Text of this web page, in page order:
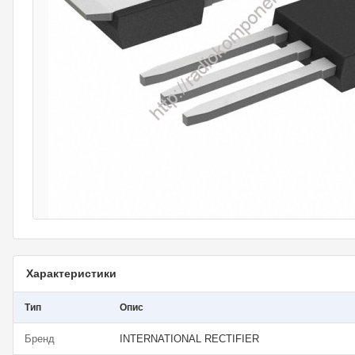
Характеристики
Тип Опис
Бренд INTERNATIONAL RECTIFIER